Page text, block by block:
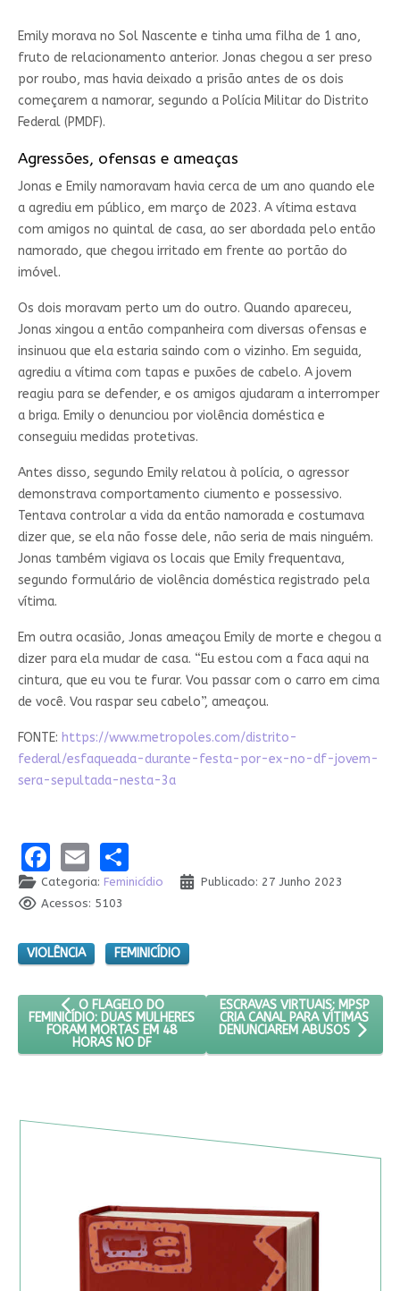
Emily morava no Sol Nascente e tinha uma filha de 1 ano,
fruto de relacionamento anterior. Jonas chegou a ser preso
por roubo, mas havia deixado a prisão antes de os dois
começarem a namorar, segundo a Polícia Militar do Distrito
Federal (PMDF).
Agressões, ofensas e ameaças
Jonas e Emily namoravam havia cerca de um ano quando ele
a agrediu em público, em março de 2023. A vítima estava
com amigos no quintal de casa, ao ser abordada pelo então
namorado, que chegou irritado em frente ao portão do
imóvel.
Os dois moravam perto um do outro. Quando apareceu,
Jonas xingou a então companheira com diversas ofensas e
insinuou que ela estaria saindo com o vizinho. Em seguida,
agrediu a vítima com tapas e puxões de cabelo. A jovem
reagiu para se defender, e os amigos ajudaram a interromper
a briga. Emily o denunciou por violência doméstica e
conseguiu medidas protetivas.
Antes disso, segundo Emily relatou à polícia, o agressor
demonstrava comportamento ciumento e possessivo.
Tentava controlar a vida da então namorada e costumava
dizer que, se ela não fosse dele, não seria de mais ninguém.
Jonas também vigiava os locais que Emily frequentava,
segundo formulário de violência doméstica registrado pela
vítima.
Em outra ocasião, Jonas ameaçou Emily de morte e chegou a
dizer para ela mudar de casa. “Eu estou com a faca aqui na
cintura, que eu vou te furar. Vou passar com o carro em cima
de você. Vou raspar seu cabelo”, ameaçou.
FONTE: https://www.metropoles.com/distrito-
federal/esfaqueada-durante-festa-por-ex-no-df-jovem-
sera-sepultada-nesta-3a
Facebook
EmailShare
Categoria: Feminicídio
Publicado: 27 Junho 2023
Acessos: 5103
VIOLÊNCIA FEMINICÍDIO
ARTIGO ANTERIOR: O FLAGELO DO FEMINICÍDIO: DUAS
O FLAGELO DO
FEMINICÍDIO: DUAS MULHERES
FORAM MORTAS EM 48
HORAS NO DF
PRÓXIMO ARTIGO: ESCRAVAS
ESCRAVAS VIRTUAIS: MPSP
CRIA CANAL PARA VÍTIMAS
DENUNCIAREM ABUSOS